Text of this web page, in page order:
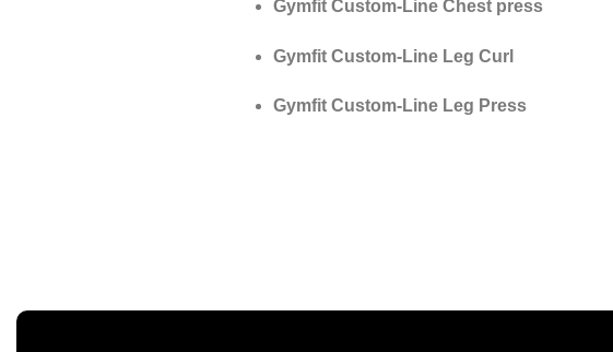
Gymfit Custom-Line Chest press
Gymfit Custom-Line Leg Curl
Gymfit Custom-Line Leg Press